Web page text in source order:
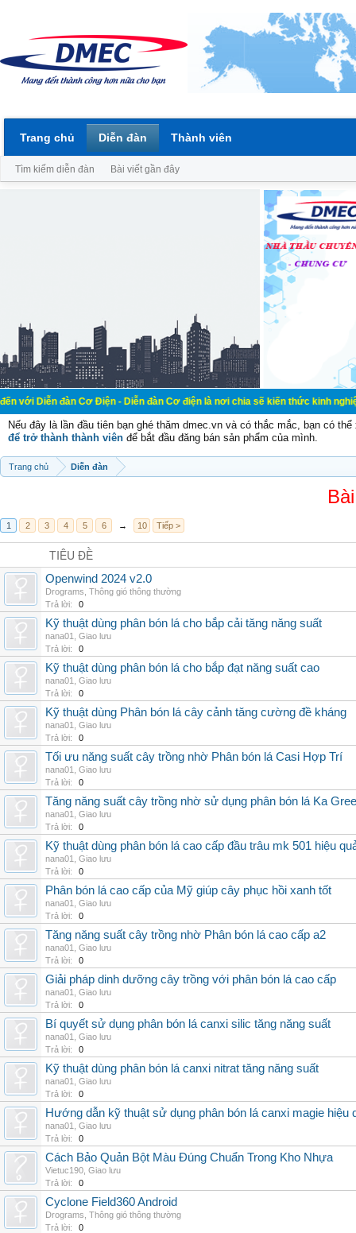
đàn Cơ Điện - Diễn đàn Cơ điện là nơi chia sẽ kiến thức kinh nghiệm
Nếu đây là lần đầu tiên bạn ghé thăm dmec.vn và có thắc mắc, bạn có
để trở thành thành viên để bắt đầu đăng bán sản phẩm của mình.
Trang chủ Diễn đàn
1 2 3 4 5 6 → 10 Tiếp >
TIÊU ĐỀ
Openwind 2024 v2.0
Drograms Thông gió thông thường
Trả lời:
0
Kỹ thuật dùng phân bón lá cho bắp cải tăng năng suất
nana01
Giao lưu
Trả lời:
0
Kỹ thuật dùng phân bón lá cho bắp đạt năng suất cao
nana01
Giao lưu
Trả lời:
0
Kỹ thuật dùng Phân bón lá cây cảnh tăng cường đề kháng
nana01
Giao lưu
Trả lời:
0
Tối ưu năng suất cây trồng nhờ Phân bón lá Casi Hợp Trí
nana01
Giao lưu
Trả lời:
0
Tăng năng suất cây trồng nhờ sử dụng phân bón lá Ka
nana01
Giao lưu
Trả lời:
0
Kỹ thuật dùng phân bón lá cao cấp đầu trâu mk 501 hiệu
nana01
Giao lưu
Trả lời:
0
Phân bón lá cao cấp của Mỹ giúp cây phục hồi xanh tốt
nana01
Giao lưu
Trả lời:
0
Tăng năng suất cây trồng nhờ Phân bón lá cao cấp a2
nana01
Giao lưu
Trả lời:
0
Giải pháp dinh dưỡng cây trồng với phân bón lá cao cấp
nana01
Giao lưu
Trả lời:
0
Bí quyết sử dụng phân bón lá canxi silic tăng năng suất
nana01
Giao lưu
Trả lời:
0
Kỹ thuật dùng phân bón lá canxi nitrat tăng năng suất
nana01
Giao lưu
Trả lời:
0
Hướng dẫn kỹ thuật sử dụng phân bón lá canxi magie hiệu
nana01
Giao lưu
Trả lời:
0
Cách Bảo Quản Bột Màu Đúng Chuẩn Trong Kho Nhựa
Vietuc190 Giao lưu
Trả lời:
0
Cyclone Field360 Android
Drograms Thông gió thông thường
Trả lời:
0
Trang chủ Diễn đàn
Tìm kiếm diễn đàn Bài viết gần đây
Thành viên